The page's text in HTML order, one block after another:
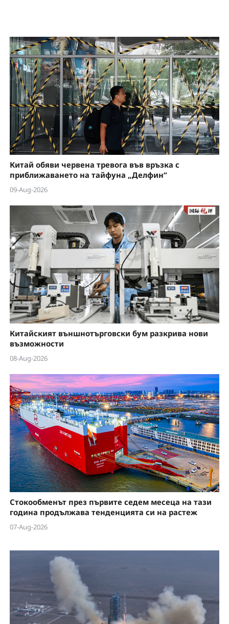
Китай обяви червена тревога във връзка с
приближаването на тайфуна „Делфин“
09-Aug-2026
Китайският външнотърговски бум разкрива нови
възможности
08-Aug-2026
Стокообменът през първите седем месеца на тази
година продължава тенденцията си на растеж
07-Aug-2026